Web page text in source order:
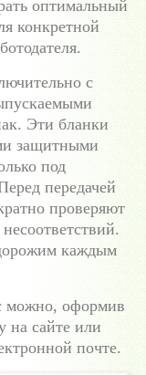
оптимальный
конкретной
с
Эти бланки
защитными
под
передачей
проверяют
каждым
можно, оформив
на сайте или
почте.